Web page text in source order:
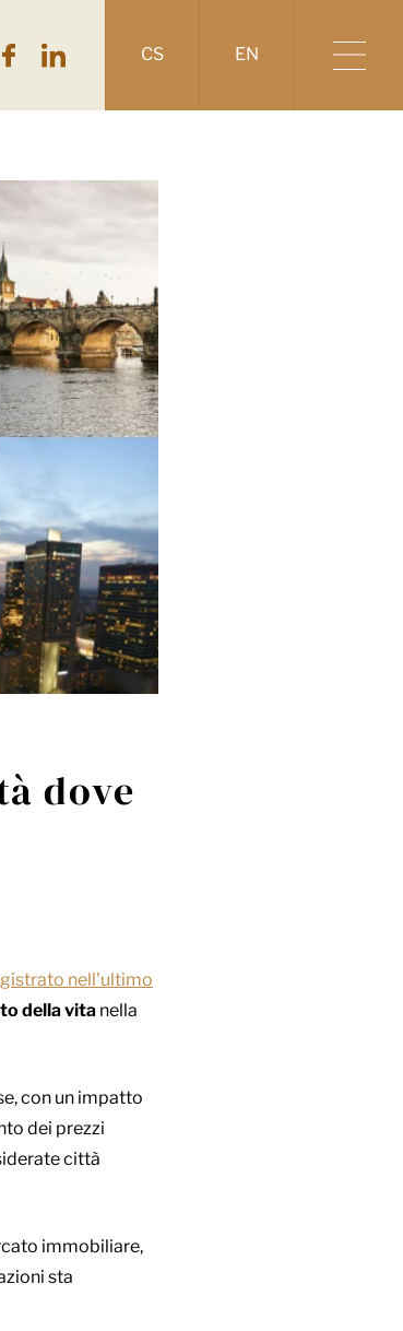
CS EN
dove
nell’ultimo
della vita nella
con un impatto
dei prezzi
città
immobiliare,
sta